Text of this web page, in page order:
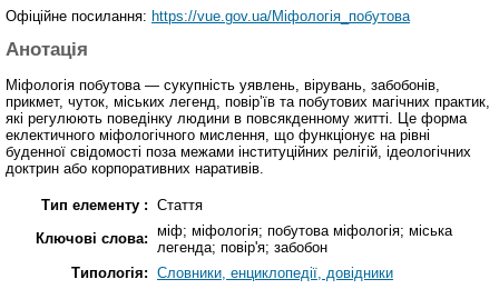
Офіційне посилання: https://vue.gov.ua/Міфологія_побутова
Анотація
Міфологія побутова — сукупність уявлень, вірувань, забобонів,
прикмет, чуток, міських легенд, повір’їв та побутових магічних практик,
які регулюють поведінку людини в повсякденному житті. Це форма
еклектичного міфологічного мислення, що функціонує на рівні
буденної свідомості поза межами інституційних релігій, ідеологічних
доктрин або корпоративних наративів.
Тип елементу : Стаття
Ключові слова: міф; міфологія; побутова міфологія; міська
легенда; повір'я; забобон
Типологія: Словники, енциклопедії, довідники